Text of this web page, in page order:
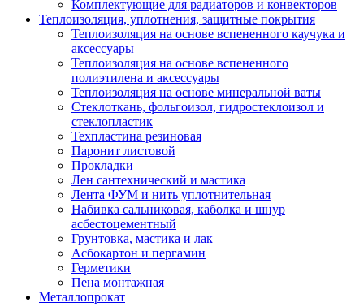
Комплектующие для радиаторов и конвекторов
Теплоизоляция, уплотнения, защитные покрытия
Теплоизоляция на основе вспененного каучука и
аксессуары
Теплоизоляция на основе вспененного
полиэтилена и аксессуары
Теплоизоляция на основе минеральной ваты
Стеклоткань, фольгоизол, гидростеклоизол и
стеклопластик
Техпластина резиновая
Паронит листовой
Прокладки
Лен сантехнический и мастика
Лента ФУМ и нить уплотнительная
Набивка сальниковая, каболка и шнур
асбестоцементный
Грунтовка, мастика и лак
Асбокартон и пергамин
Герметики
Пена монтажная
Металлопрокат